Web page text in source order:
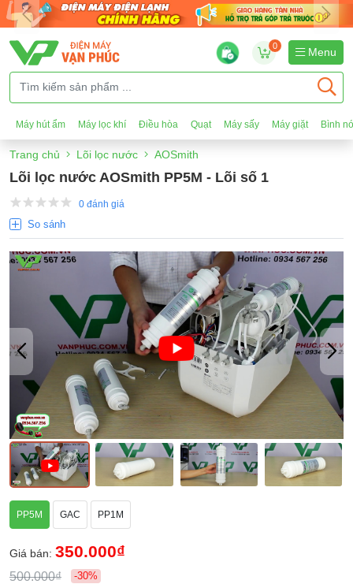
0
Menu
Máy hút ẩm Máy lọc khí Điều hòa Quạt Máy sấy Máy giặt Bình
Trang chủ Lõi lọc nước AOSmith
Lõi lọc nước AOSmith PP5M - Lõi số 1
0 đánh giá
So sánh
PP5M GAC PP1M
Giá bán: 350.000₫
500.000₫ -30%